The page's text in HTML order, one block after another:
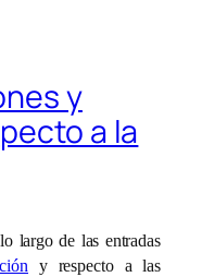
y
a la
largo de las entradas
y respecto a las